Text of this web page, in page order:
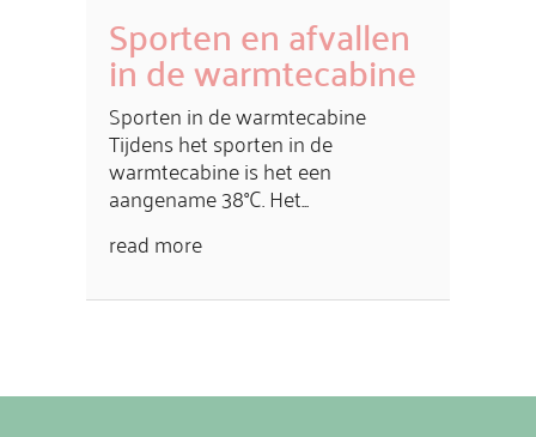
Sporten en afvallen
in de warmtecabine
Sporten in de warmtecabine
Tijdens het sporten in de
warmtecabine is het een
aangename 38°C. Het...
read more